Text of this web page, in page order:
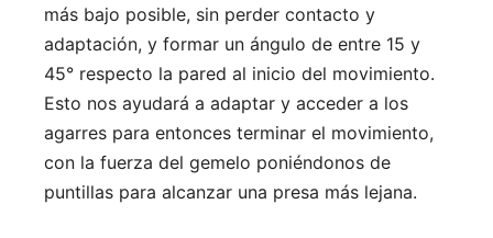
más bajo posible, sin perder contacto y
adaptación, y formar un ángulo de entre 15 y
45° respecto la pared al inicio del movimiento.
Esto nos ayudará a adaptar y acceder a los
agarres para entonces terminar el movimiento,
con la fuerza del gemelo poniéndonos de
puntillas para alcanzar una presa más lejana.